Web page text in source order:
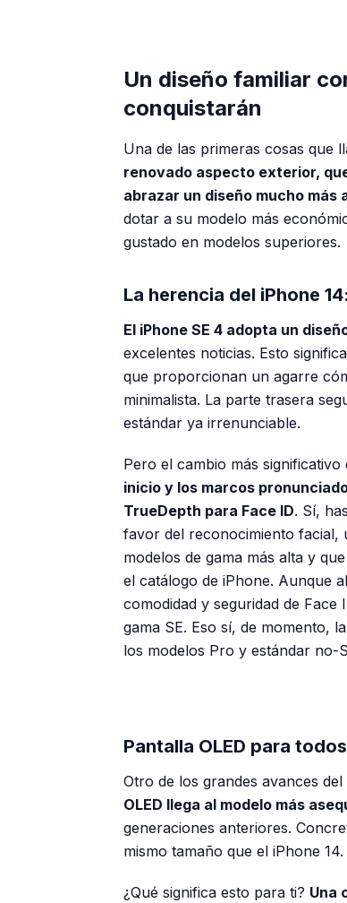
Un diseño familiar
conquistarán
Una de las primeras cosas que
renovado aspecto exterior,
abrazar un diseño mucho más
dotar a su modelo más
gustado en modelos superiores.
La herencia del iPhone
El iPhone SE 4 adopta un
excelentes noticias. Esto
que proporcionan un agarre
minimalista. La parte trasera
estándar ya irrenunciable.
Pero el cambio más
inicio y los marcos
TrueDepth para Face ID. Sí,
favor del reconocimiento facial,
modelos de gama más alta y
el catálogo de iPhone. Aunque
comodidad y seguridad de
gama SE. Eso sí, de momento,
los modelos Pro y estándar no-
Pantalla OLED para
Otro de los grandes avances
OLED llega al modelo más
generaciones anteriores.
mismo tamaño que el iPhone 14.
¿Qué significa esto para ti? Una